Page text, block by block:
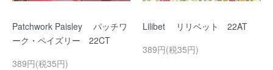
Patchwork Paisley パッチワ
ーク・ペイズリー 22CT
389円(税35円)
Lilibet リリベット 22AT
389円(税35円)